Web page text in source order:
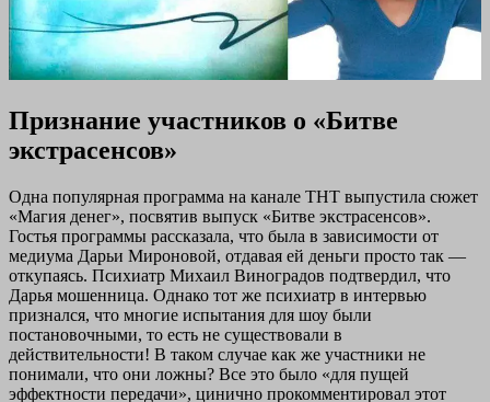
Признание участников о «Битве
экстрасенсов»
Одна популярная программа на канале ТНТ выпустила сюжет
«Магия денег», посвятив выпуск «Битве экстрасенсов».
Гостья программы рассказала, что была в зависимости от
медиума Дарьи Мироновой, отдавая ей деньги просто так —
откупаясь. Психиатр Михаил Виноградов подтвердил, что
Дарья мошенница. Однако тот же психиатр в интервью
признался, что многие испытания для шоу были
постановочными, то есть не существовали в
действительности! В таком случае как же участники не
понимали, что они ложны? Все это было «для пущей
эффектности передачи», цинично прокомментировал этот